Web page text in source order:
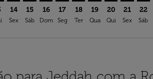
14
Sex
15
Sáb
16
Dom
17
Seg
18
Ter
19
Qua
20
Qui
21
Sex
22
Sáb